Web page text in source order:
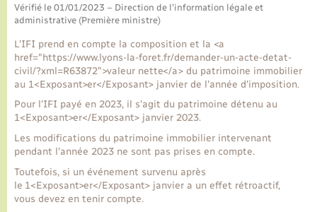
Présentation de la commune
Histoire et patrimoine
L’intercommunalité
Nouvel habitant
Numérique et services - accompagnement
Organisation d’événement
Seniors
Transports
Vérifié le 01/01/2023 – Direction de l'information légale et
administrative (Première ministre)
L'IFI prend en compte la composition et la <a
href="https://www.lyons-la-foret.fr/demander-un-acte-detat-
civil/?xml=R63872">valeur nette</a> du patrimoine immobilier
au 1<Exposant>er</Exposant> janvier de l'année d'imposition.
Pour l'IFI payé en 2023, il s'agit du patrimoine détenu au
1<Exposant>er</Exposant> janvier 2023.
Les modifications du patrimoine immobilier intervenant
pendant l'année 2023 ne sont pas prises en compte.
Toutefois, si un événement survenu après
le 1<Exposant>er</Exposant> janvier a un effet rétroactif,
vous devez en tenir compte.